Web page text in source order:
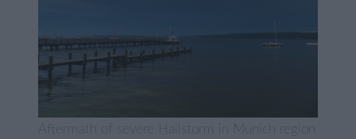
Aftermath of severe Hailstorm in Munich region